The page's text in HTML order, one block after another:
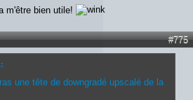
m'être bien utile!
#775
une tête de downgradé upscalé de la